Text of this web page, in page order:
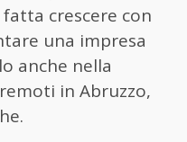
crescere con
una impresa
anche nella
in Abruzzo,